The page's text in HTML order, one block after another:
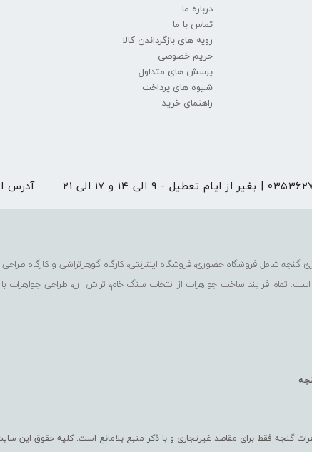
درباره ما
تماس با ما
رویه های بازگرداندن کالا
حریم خصوصی
پرسش های متداول
شیوه های پرداخت
راهنمای خرید
تعطیل - 9 الی 14 و 17 الی 21 آدرس
تمام فرآیند ساخت جواهرات از انتخاب سنگ خام، تراش آن، طراحی
گنجه فقط برای مقاصد غیرتجاری و با ذکر منبع بلامانع است. کلیه حقوق این